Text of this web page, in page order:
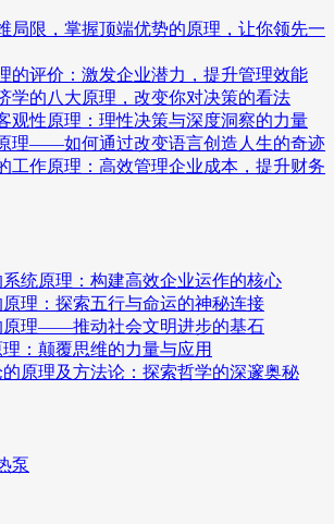
局限，掌握顶端优势的原理，让你领先一
的评价：激发企业潜力，提升管理效能
学的八大原理，改变你对决策的看法
观性原理：理性决策与深度洞察的力量
理——如何通过改变语言创造人生的奇迹
工作原理：高效管理企业成本，提升财务
统原理：构建高效企业运作的核心
理：探索五行与命运的神秘连接
原理——推动社会文明进步的基石
：颠覆思维的力量与应用
原理及方法论：探索哲学的深邃奥秘
泵